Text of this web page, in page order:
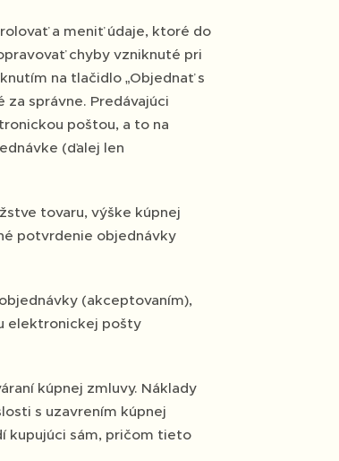
a meniť údaje, ktoré do
chyby vzniknuté pri
na tlačidlo „Objednať s
správne. Predávajúci
poštou, a to na
(ďalej len
tovaru, výške kúpnej
potvrdenie objednávky
(akceptovaním),
elektronickej pošty
kúpnej zmluvy. Náklady
s uzavrením kúpnej
kupujúci sám, pričom tieto